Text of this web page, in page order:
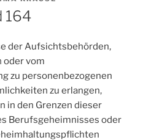
164
der Aufsichtsbehörden,
oder vom
zu personenbezogenen
zu erlangen,
in den Grenzen dieser
Berufsgeheimnisses oder